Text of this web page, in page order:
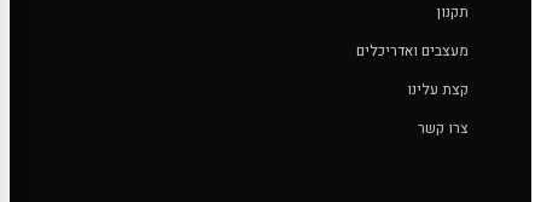
תקנון
מעצבים ואדריכלים
קצת עלינו
צרו קשר